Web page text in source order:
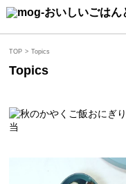
TOP Topics
Topics